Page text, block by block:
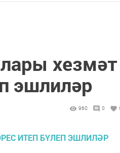
хезмәт
эшлиләр
960 0